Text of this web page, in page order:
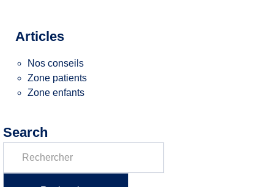
Articles
Nos conseils
Zone patients
Zone enfants
Search